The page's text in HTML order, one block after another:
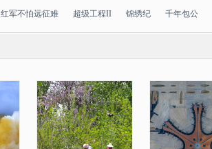
红军不怕远征难 超级工程II 锦绣纪 千年包公